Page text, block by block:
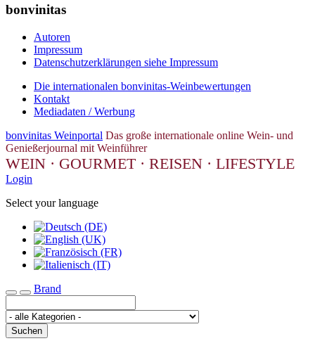
bonvinitas
Autoren
Impressum
Datenschutzerklärungen siehe Impressum
Die internationalen bonvinitas-Weinbewertungen
Kontakt
Mediadaten / Werbung
bonvinitas Weinportal Das große internationale online Wein- und
Genießerjournal mit Weinführer
WEIN · GOURMET · REISEN · LIFESTYLE
Login
Select your language
Toggle navigation
Brand
Suchen